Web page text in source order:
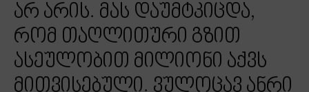
არ არის. მას დაუმტკიცდა,
რომ თაღლითური გზით
ასეულობით მილიონი აქვს
მითვისებული. ვულოცავ ანრი